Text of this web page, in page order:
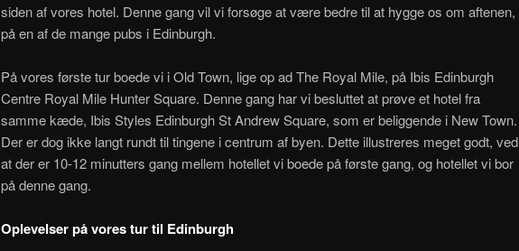
siden af vores hotel. Denne gang vil vi forsøge at være bedre til at hygge os om aftenen,
på en af de mange pubs i Edinburgh.
På vores første tur boede vi i Old Town, lige op ad The Royal Mile, på Ibis Edinburgh
Centre Royal Mile Hunter Square. Denne gang har vi besluttet at prøve et hotel fra
samme kæde, Ibis Styles Edinburgh St Andrew Square, som er beliggende i New Town.
Der er dog ikke langt rundt til tingene i centrum af byen. Dette illustreres meget godt, ved
at der er 10-12 minutters gang mellem hotellet vi boede på første gang, og hotellet vi bor
på denne gang.
Oplevelser på vores tur til Edinburgh